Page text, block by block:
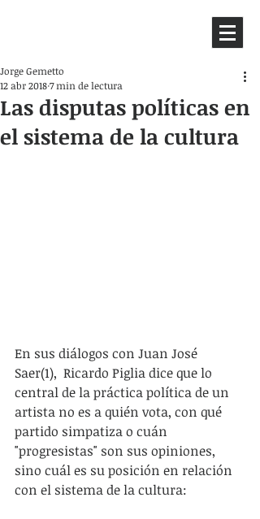
Las disputas políticas en
el sistema de la cultura
Jorge Gemetto
12 abr 20187 min de lectura
En sus diálogos con Juan José
Saer(1),  Ricardo Piglia dice que lo
central de la práctica política de un
artista no es a quién vota, con qué
partido simpatiza o cuán
"progresistas" son sus opiniones,
sino cuál es su posición en relación
con el sistema de la cultura: